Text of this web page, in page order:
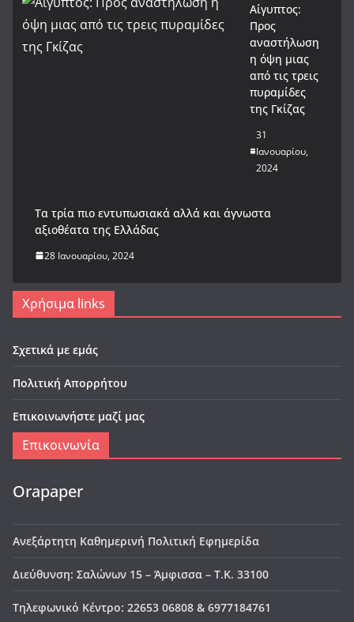
Αίγυπτος:
Προς
αναστήλωση
η όψη μιας
από τις τρεις
πυραμίδες
της Γκίζας
31
Ιανουαρίου,
2024
Tα τρία πιο εντυπωσιακά αλλά και άγνωστα
αξιοθέατα της Ελλάδας
28 Ιανουαρίου, 2024
Χρήσιμα links
Σχετικά με εμάς
Πολιτική Απορρήτου
Επικοινωνήστε μαζί μας
Επικοινωνία
Orapaper
Ανεξάρτητη Καθημερινή Πολιτική Εφημερίδα
Διεύθυνση: Σαλώνων 15 – Άμφισσα – Τ.Κ. 33100
Τηλεφωνικό Κέντρο: 22653 06808 & 6977184761